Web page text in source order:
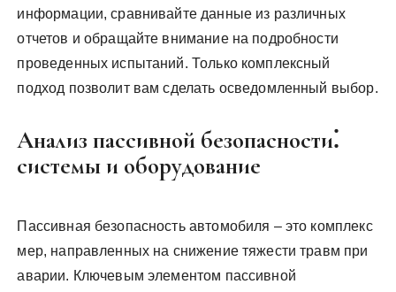
информации, сравнивайте данные из различных
отчетов и обращайте внимание на подробности
проведенных испытаний. Только комплексный
подход позволит вам сделать осведомленный выбор.
Анализ пассивной безопасности⁚
системы и оборудование
Пассивная безопасность автомобиля – это комплекс
мер, направленных на снижение тяжести травм при
аварии. Ключевым элементом пассивной